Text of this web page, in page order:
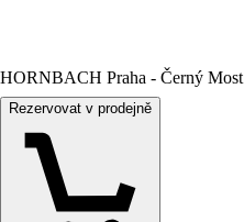
HORNBACH Praha - Černý Most
Rezervovat v prodejně